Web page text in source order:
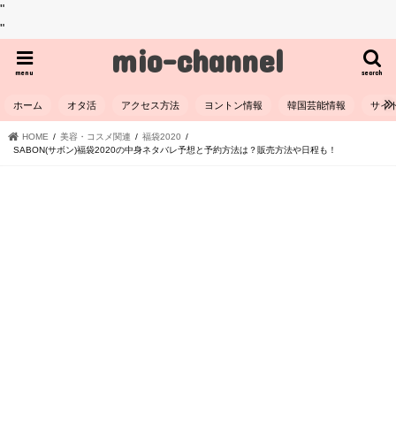
"
"
mio-channel search
menu
ホーム オタ活 アクセス方法 ヨントン情報 韓国芸能情報 サイ
HOME 美容・コスメ関連
福袋2020
SABON(サボン)福袋2020の中身ネタバレ予想と予約方法は？販売方法や日程も！